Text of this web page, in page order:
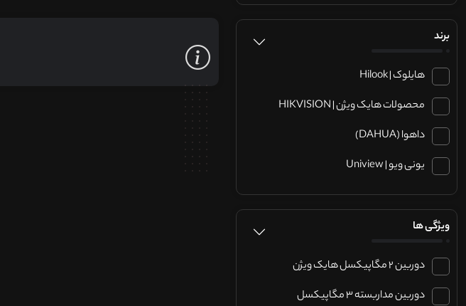
برند
هایلوک | Hilook
محصولات هایک ویژن | HIKVISION
داهوا (DAHUA)
یونی ویو | Uniview
ویژگی ها
دوربین 2 مگاپیکسل هایک ویژن
دوربین مداربسته 3 مگاپیکسل